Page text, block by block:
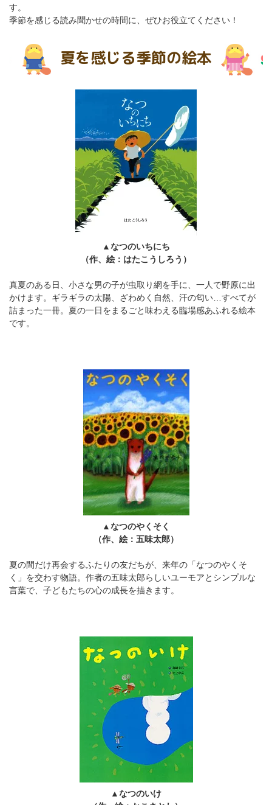
す。
季節を感じる読み聞かせの時間に、ぜひお役立てください！
夏を感じる季節の絵本
▲なつのいちにち
（作、絵：はたこうしろう）
真夏のある日、小さな男の子が虫取り網を手に、一人で野原に出
かけます。ギラギラの太陽、ざわめく自然、汗の匂い…すべてが
詰まった一冊。夏の一日をまるごと味わえる臨場感あふれる絵本
です。
▲なつのやくそく
（作、絵：五味太郎）
夏の間だけ再会するふたりの友だちが、来年の「なつのやくそ
く」を交わす物語。作者の五味太郎らしいユーモアとシンプルな
言葉で、子どもたちの心の成長を描きます。
▲なつのいけ